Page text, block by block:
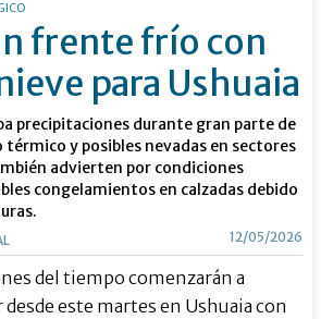
frente frío con
para Ushuaia
precipitaciones durante gran parte de
térmico y posibles nevadas en sectores
advierten por condiciones
congelamientos en calzadas debido
12/05/2026
del tiempo comenzarán a
este martes en Ushuaia con